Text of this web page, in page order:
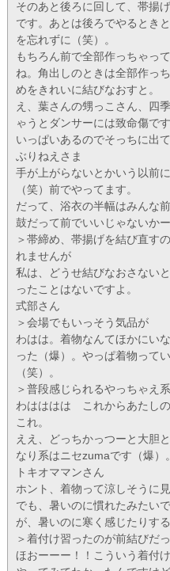
そのあと後ろに回して、帯揚
です。あとは後ろでやるとき
を忘れずに（笑）。
もちろん前で全部作っちゃっ
ね。角出しのときは全部作っ
めをきれいに結びなおすと。
え、葉さんの甥っこさん、四
ゃうとダンサーには致命傷で
いっぱいあるのでそっちに出
ぶりねえさま
手が上がらないとかいう以前
（笑）前でやってます。
だって、浴衣の半幅はみんな
鼓だって前でいいじゃないか
＞帯締め、帯揚げを結び直す
れませんが
私は、どうせ結びなおさない
ったことはないですよ。
式部さん
＞会場でもいっそう気品が
わはは。着物なんてほかにい
った（爆）。やっぱ着物って
（笑）。
＞普段感じられるやっちゃえ系
わはははは これからあたし
これ。
ええ、どっちかっつーと大胆
なり系はニセzumaです（爆）。
トキオママンさん
ホント、着物って涼しそうに
でも、暑いのに慣れたみたい
が、暑いのに寒く感じたりする
＞着付け習ったのが前結びだ
ほおーーー！！こういう着付